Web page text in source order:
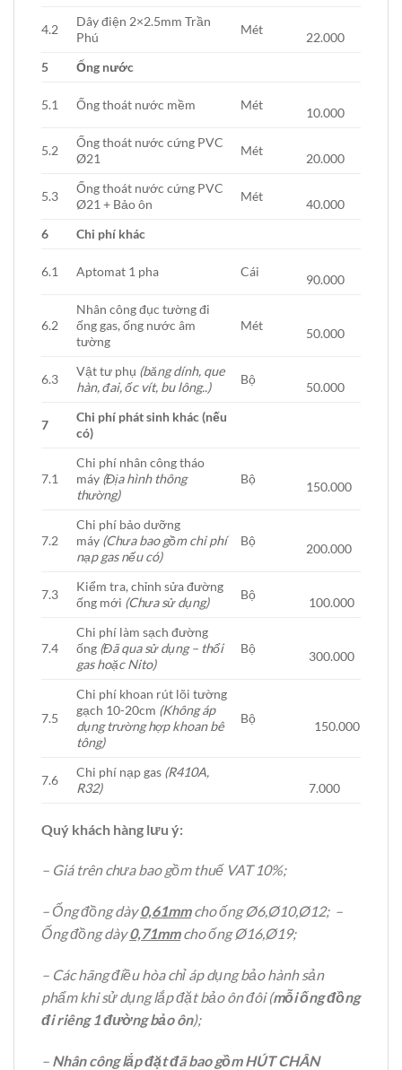
4.2
Dây điện 2×2.5mm Trần
Phú
Mét
22.000
5
Ống nước
5.1 Ống thoát nước mềm Mét
10.000
5.2
Ống thoát nước cứng PVC
Ø21
Mét
20.000
5.3
Ống thoát nước cứng PVC
Ø21 + Bảo ôn
Mét
40.000
6
Chi phí khác
6.1 Aptomat 1 pha Cái
90.000
6.2
Nhân công đục tường đi
ống gas, ống nước âm
tường
Mét
50.000
6.3
Vật tư phụ (băng dính, que
hàn, đai, ốc vít, bu lông..)
Bộ
50.000
7
Chi phí phát sinh khác (nếu
có)
7.1
Chi phí nhân công tháo
máy (Địa hình thông
thường)
Bộ
150.000
7.2
Chi phí bảo dưỡng
máy (Chưa bao gồm chi phí
nạp gas nếu có)
Bộ
200.000
7.3
Kiểm tra, chỉnh sửa đường
ống mới (Chưa sử dụng)
Bộ
100.000
7.4
Chi phí làm sạch đường
ống (Đã qua sử dụng – thổi
gas hoặc Nito)
Bộ
300.000
7.5
Chi phí khoan rút lõi tường
gạch 10-20cm (Không áp
dụng trường hợp khoan bê
tông)
Bộ
150.000
7.6
Chi phí nạp gas (R410A,
R32)
7.000
Quý khách hàng lưu ý:
– Giá trên chưa bao gồm thuế VAT 10%;
– Ống đồng dày0,61mmcho ống Ø6,Ø10,Ø12; –
Ống đồng dày0,71mmcho ống Ø16,Ø19;
– Các hãng điều hòa chỉ áp dụng bảo hành sản
phẩm khi sử dụng lắp đặt bảo ôn đôi (mỗi ống đồng
đi riêng 1 đường bảo ôn);
– Nhân công lắp đặt đã bao gồm HÚT CHÂN